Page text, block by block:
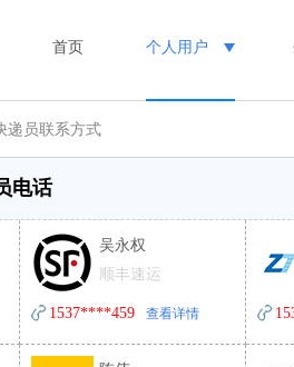
首页 个人用户
递员联系方式
电话
吴永权
顺丰速运
1537****459 查看详情